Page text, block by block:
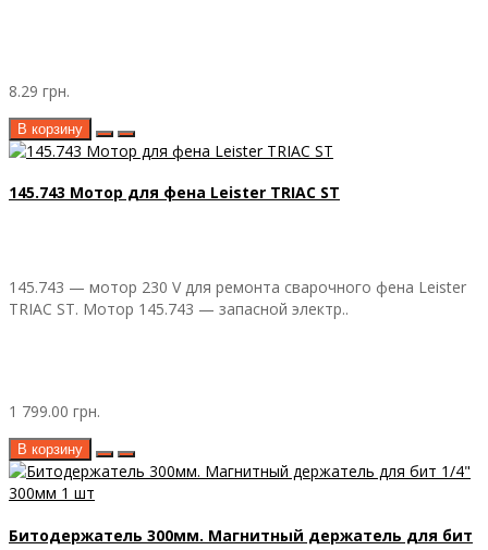
8.29 грн.
В корзину
145.743 Мотор для фена Leister TRIAC ST
145.743 — мотор 230 V для ремонта сварочного фена Leister
TRIAC ST. Мотор 145.743 — запасной электр..
1 799.00 грн.
В корзину
Битодержатель 300мм. Магнитный держатель для бит